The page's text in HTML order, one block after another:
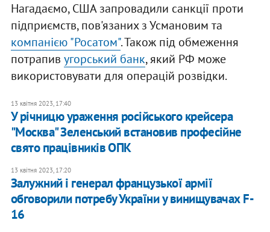
Нагадаємо, США запровадили санкції проти
підприємств, пов'язаних з Усмановим та
компанією "Росатом". Також під обмеження
потрапив угорський банк, який РФ може
використовувати для операцій розвідки.
13 квітня 2023, 17:40
У річницю ураження російського крейсера
"Москва" Зеленський встановив професійне
свято працівників ОПК
13 квітня 2023, 17:20
Залужний і генерал французької армії
обговорили потребу України у винищувачах F-
16